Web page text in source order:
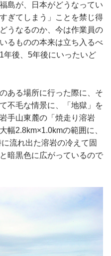
島が、日本がどうなってい
ぎてしまう」ことを禁じ得
うなるのか、今は作業員の
るものの本来は立ち入るべ
年後、5年後にいったいど
ある場所に行った際に、そ
不毛な情景に、「地獄」を
手山東麓の「焼走り溶岩
幅2.8km×1.0kmの範囲に、
流れ出た溶岩の冷えて固
暗黒色に広がっているので